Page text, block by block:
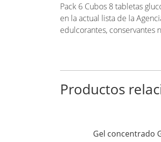
Pack 6 Cubos 8 tabletas
en la actual lista de la
edulcorantes, conservantes
Productos
Gel concentrado